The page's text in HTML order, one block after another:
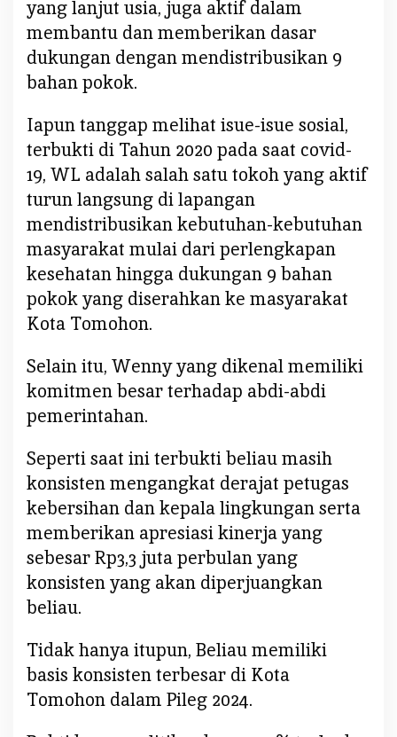
yang lanjut usia, juga aktif dalam
membantu dan memberikan dasar
dukungan dengan mendistribusikan 9
bahan pokok.
Iapun tanggap melihat isue-isue sosial,
terbukti di Tahun 2020 pada saat covid-
19, WL adalah salah satu tokoh yang aktif
turun langsung di lapangan
mendistribusikan kebutuhan-kebutuhan
masyarakat mulai dari perlengkapan
kesehatan hingga dukungan 9 bahan
pokok yang diserahkan ke masyarakat
Kota Tomohon.
Selain itu, Wenny yang dikenal memiliki
komitmen besar terhadap abdi-abdi
pemerintahan.
Seperti saat ini terbukti beliau masih
konsisten mengangkat derajat petugas
kebersihan dan kepala lingkungan serta
memberikan apresiasi kinerja yang
sebesar Rp3,3 juta perbulan yang
konsisten yang akan diperjuangkan
beliau.
Tidak hanya itupun, Beliau memiliki
basis konsisten terbesar di Kota
Tomohon dalam Pileg 2024.